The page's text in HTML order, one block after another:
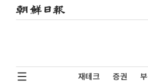
재테크 증권